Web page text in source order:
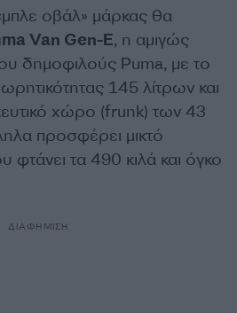
οβάλ» μάρκας θα
Van Gen-E, η αμιγώς
δημοφιλούς Puma, με το
145 λίτρων και
χώρο (frunk) των 43
προσφέρει μικτό
τα 490 κιλά και όγκο
ΔΙΑΦΗΜΙΣΗ